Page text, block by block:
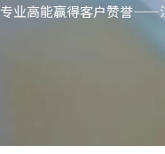
专业高能赢得客户赞誉——